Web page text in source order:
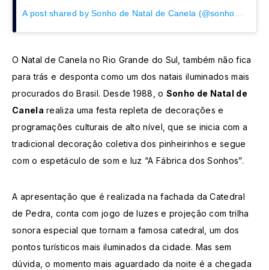
A post shared by Sonho de Natal de Canela (@sonhodenataloficial)
O Natal de Canela no Rio Grande do Sul, também não fica
para trás e desponta como um dos natais iluminados mais
procurados do Brasil. Desde 1988, o Sonho de Natal de
Canela realiza uma festa repleta de decorações e
programações culturais de alto nível, que se inicia com a
tradicional decoração coletiva dos pinheirinhos e segue
com o espetáculo de som e luz “A Fábrica dos Sonhos”.
A apresentação que é realizada na fachada da Catedral
de Pedra, conta com jogo de luzes e projeção com trilha
sonora especial que tornam a famosa catedral, um dos
pontos turísticos mais iluminados da cidade. Mas sem
dúvida, o momento mais aguardado da noite é a chegada